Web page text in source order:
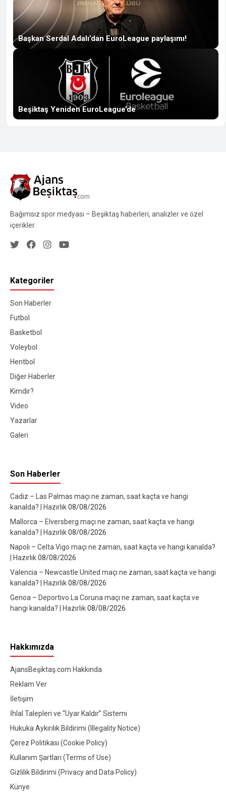
Başkan Serdal Adalı’dan EuroLeague paylaşımı!
Beşiktaş Yeniden EuroLeague’de
Bağımsız spor medyası – Beşiktaş haberleri, analizler ve özel
içerikler.
Kategoriler
Son Haberler
Futbol
Basketbol
Voleybol
Hentbol
Diğer Haberler
Kimdir?
Video
Yazarlar
Galeri
Son Haberler
Cadiz – Las Palmas maçı ne zaman, saat kaçta ve hangi
kanalda? | Hazırlık08/08/2026
Mallorca – Elversberg maçı ne zaman, saat kaçta ve hangi
kanalda? | Hazırlık08/08/2026
Napoli – Celta Vigo maçı ne zaman, saat kaçta ve hangi kanalda?
| Hazırlık08/08/2026
Valencia – Newcastle United maçı ne zaman, saat kaçta ve hangi
kanalda? | Hazırlık08/08/2026
Genoa – Deportivo La Coruna maçı ne zaman, saat kaçta ve
hangi kanalda? | Hazırlık08/08/2026
Hakkımızda
AjansBeşiktaş.com Hakkında
Reklam Ver
İletişim
İhlal Talepleri ve “Uyar Kaldır” Sistemi
Hukuka Aykırılık Bildirimi (Illegality Notice)
Çerez Politikası (Cookie Policy)
Kullanım Şartları (Terms of Use)
Gizlilik Bildirimi (Privacy and Data Policy)
Künye